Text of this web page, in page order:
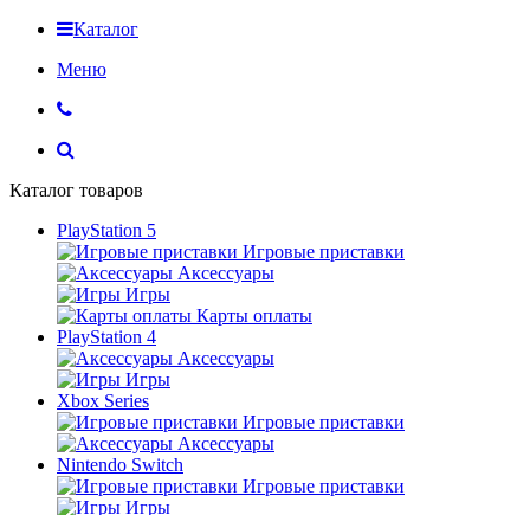
Каталог
Меню
Каталог товаров
PlayStation 5
Игровые приставки
Аксессуары
Игры
Карты оплаты
PlayStation 4
Аксессуары
Игры
Xbox Series
Игровые приставки
Аксессуары
Nintendo Switch
Игровые приставки
Игры